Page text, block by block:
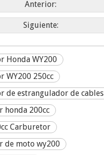
Anterior:
Siguiente:
Honda WY200
WY200 250cc
de estrangulador de cables
honda 200cc
Carburetor
de moto wy200